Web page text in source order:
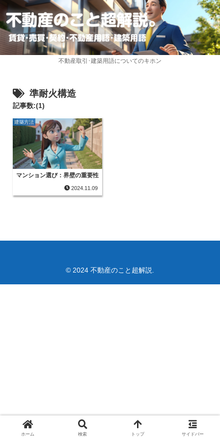
不動産取引･建築用語についてのキホン
準耐火構造
記事数:(1)
建築方法
マンション選び：界壁の重要性
2024.11.09
© 2024 不動産のこと超解説.
ホーム 検索 トップ サイドバー